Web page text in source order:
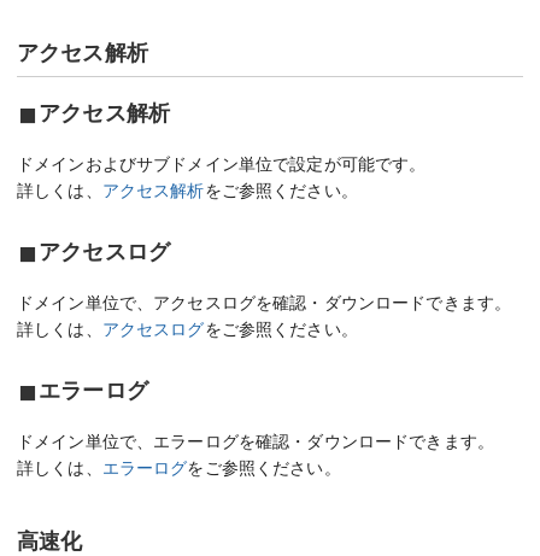
アクセス解析
アクセス解析
ドメインおよびサブドメイン単位で設定が可能です。
詳しくは、 アクセス解析をご参照ください。
アクセスログ
ドメイン単位で、アクセスログを確認・ダウンロードできます。
詳しくは、 アクセスログをご参照ください。
エラーログ
ドメイン単位で、エラーログを確認・ダウンロードできます。
詳しくは、 エラーログをご参照ください。
高速化